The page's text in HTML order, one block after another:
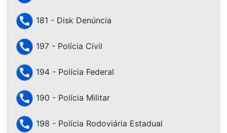
181 - Disk Denúncia
197 - Polícia Civil
194 - Polícia Federal
190 - Polícia Militar
198 - Polícia Rodoviária Estadual